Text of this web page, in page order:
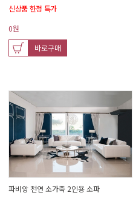
신상품 한정 특가
0원
바로구매
파비앙 천연 소가죽 2인용 소파